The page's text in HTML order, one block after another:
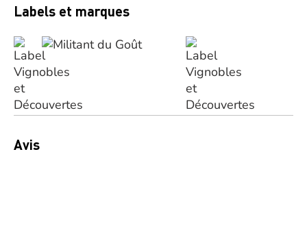
Labels et marques
Avis